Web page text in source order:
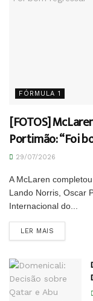
FÓRMULA 1
[FOTOS]
Portimão: “Foi
29/07/2026
A McLaren
Lando Norris, Oscar
Internacional do...
LER MAIS